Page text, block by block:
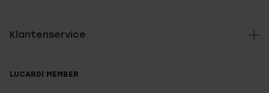
Klantenservice
LUCARDI MEMBER